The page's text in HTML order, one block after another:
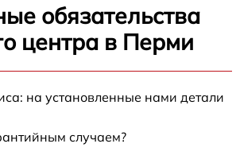
обязательства
центра в Перми
на установленные нами детали
случаем?